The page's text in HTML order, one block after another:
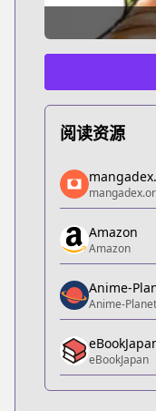
阅读资源
https://
Amazon
Amazon
https://
Anime-Planet
Anime-Planet
https://
eBookJapan
eBookJapan
Amazon
Amazon
Anime-
Anime-Planet
eBookJapan